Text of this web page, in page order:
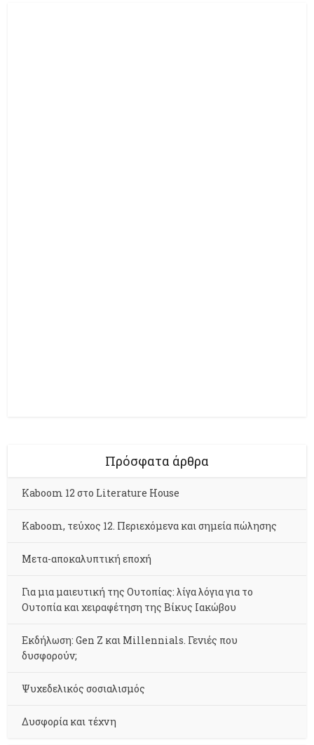
Πρόσφατα άρθρα
Kaboom 12 στο Literature House
Kaboom, τεύχος 12. Περιεχόμενα και σημεία πώλησης
Μετα-αποκαλυπτική εποχή
Για μια μαιευτική της Ουτοπίας: λίγα λόγια για το
Ουτοπία και χειραφέτηση της Βίκυς Ιακώβου
Εκδήλωση: Gen Z και Millennials. Γενιές που
δυσφορούν;
Ψυχεδελικός σοσιαλισμός
Δυσφορία και τέχνη